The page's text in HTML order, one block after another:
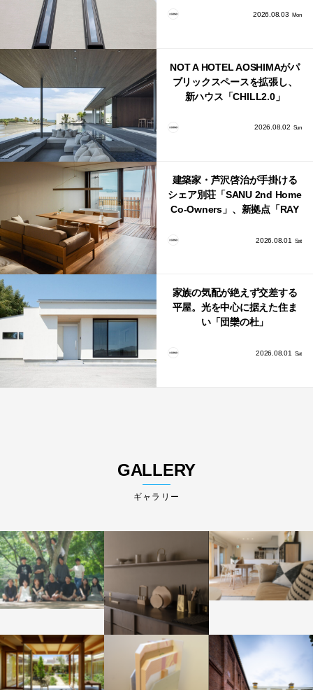
2026.08.03 Mon
NOT A HOTEL AOSHIMAがパ
ブリックスペースを拡張し、
新ハウス「CHILL2.0」
2026.08.02 Sun
建築家・芦沢啓治が手掛ける
シェア別荘「SANU 2nd Home
Co-Owners」、新拠点「RAY
2026.08.01 Sat
家族の気配が絶えず交差する
平屋。光を中心に据えた住ま
い「団欒の杜」
2026.08.01 Sat
GALLERY
ギャラリー